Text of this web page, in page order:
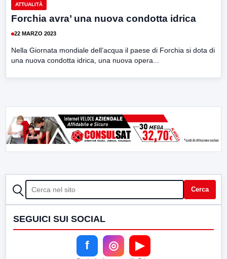
ATTUALITÀ
Forchia avra’ una nuova condotta idrica
22 MARZO 2023
Nella Giornata mondiale dell’acqua il paese di Forchia si dota di
una nuova condotta idrica, una nuova opera...
CERCA Cerca
SEGUICI SUI SOCIAL
f ◎ ▶